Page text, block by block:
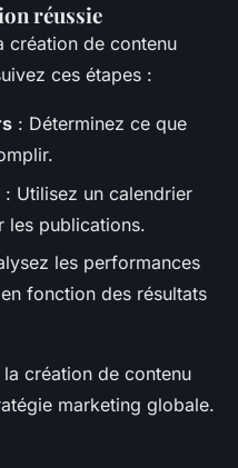
réussie
création de contenu
ces étapes :
: Déterminez ce que
: Utilisez un calendrier
les publications.
les performances
fonction des résultats
création de contenu
marketing globale.